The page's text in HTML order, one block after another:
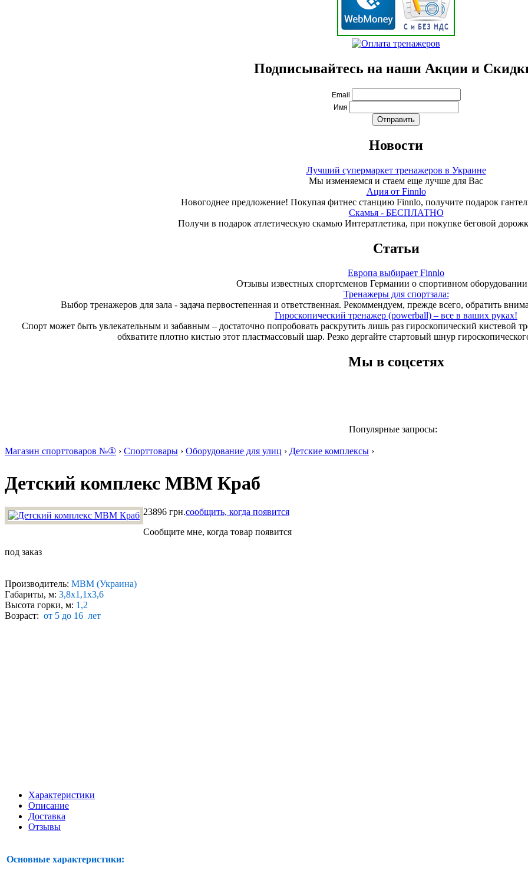
Подписывайтесь на наши Акции и
Email
Имя
Новости
Лучший супермаркет тренажеров в Украине
Мы изменяемся и стаем еще лучше для Вас
Ация от Finnlo
Новогоднее предложение! Покупая фитнес станцию Finnlo, получите подарок
Скамья - БЕСПЛАТНО
Получи в подарок атлетическую скамью Интератлетика, при покупке беговой
Статьи
Европа выбирает Finnlo
Отзывы известных спортсменов Германии о спортивном
Тренажеры для спортзала:
Выбор тренажеров для зала - задача первостепенная и ответственная. Рекоммендуем, прежде всего, обратить
Гироскопический тренажер (powerball) – все в ваших руках!
Спорт может быть увлекательным и забавным – достаточно попробовать раскрутить лишь раз гироскопический кистевой
обхватите плотно кистью этот пластмассовый шар. Резко дергайте стартовый шнур
Мы в соцсетях
Популярные запросы:
Магазин спорттоваров №① › Спорттовары › Оборудование для улиц › Детские комплексы ›
Детский комплекс МВМ Краб
23896 грн.сообщить, когда появится
Сообщите мне, когда товар появится
под заказ
Производитель: МВМ (Украина)
Габариты, м: 3,8x1,1x3,6
Высота горки, м: 1,2
Возраст: от 5 до 16 лет
Характеристики
Описание
Доставка
Отзывы
Основные характеристики: